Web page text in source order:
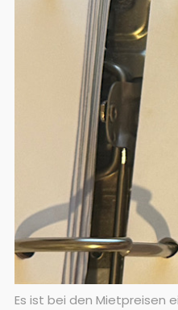
Es ist bei den Mietpreisen